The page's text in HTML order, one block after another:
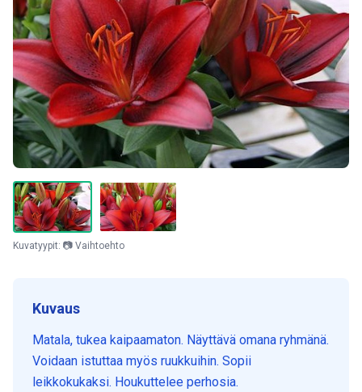
Kuvatyypit: 📷 Vaihtoehto
Kuvaus
Matala, tukea kaipaamaton. Näyttävä omana ryhmänä.
Voidaan istuttaa myös ruukkuihin. Sopii
leikkokukaksi. Houkuttelee perhosia.